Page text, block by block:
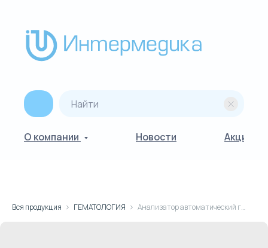
О компании Новости Акции
Вся продукция ГЕМАТОЛОГИЯ Анализатор автоматический гематологический MicroCC-25Plus